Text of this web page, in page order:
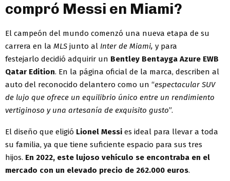
compró Messi en Miami?
El campeón del mundo comenzó una nueva etapa de su
carrera en la MLS junto al Inter de Miami, y para
festejarlo decidió adquirir un Bentley Bentayga Azure EWB
Qatar Edition. En la página oficial de la marca, describen al
auto del reconocido delantero como un “espectacular SUV
de lujo que ofrece un equilibrio único entre un rendimiento
vertiginoso y una artesanía de exquisito gusto”.
El diseño que eligió Lionel Messi es ideal para llevar a toda
su familia, ya que tiene suficiente espacio para sus tres
hijos. En 2022, este lujoso vehículo se encontraba en el
mercado con un elevado precio de 262.000 euros.